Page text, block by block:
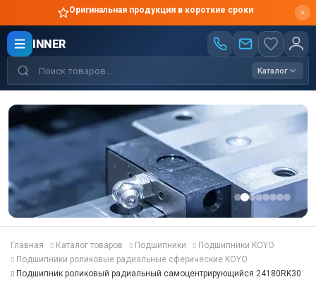
Оригинальная продукция в короткие сроки
INNER
Каталог
Главная Каталог товаров Подшипники
Подшипники KOYO
Подшипники роликовые радиальные сферические KOYO
Подшипник роликовый радиальный самоцентрирующийся 24180RK30